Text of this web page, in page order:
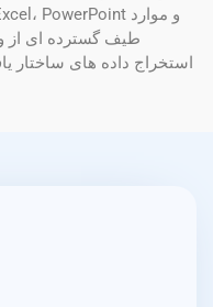
استخراج داده های ساختار